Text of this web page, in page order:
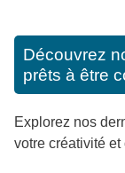
Découvrez
prêts à être
Explorez nos
votre créativité